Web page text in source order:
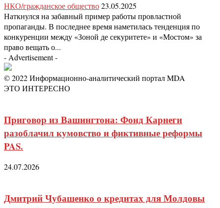
НКО/гражданское общество23.05.2025
Наткнулся на забавный пример работы провластной
пропаганды. В последнее время наметилась тенденция по
конкуренции между «Зоной де секуритете» и «Мостом» за
право вещать о...
- Advertisement -
© 2022 Информационно-аналитический портал MDA
ЭТО ИНТЕРЕСНО
Приговор из Вашингтона: Фонд Карнеги
разоблачил кумовство и фиктивные реформы
PAS.
24.07.2026
Дмитрий Чубашенко о кредитах для Молдовы